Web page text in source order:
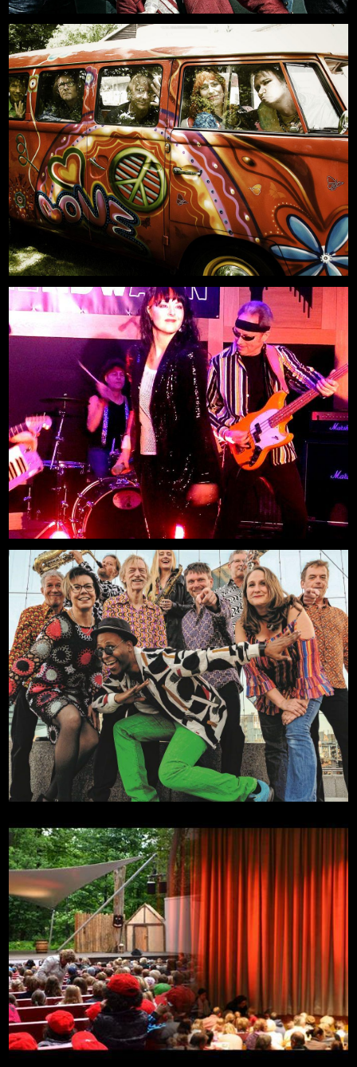
-AUSVERKAUFT-
21.08.2026, 19:00
Freilichtbühne an der Zitadelle
Mehr
Neue Deutsche Welle LIVE Party
14.08.2026, 20:00
Freilichtbühne an der Zitadelle
Mehr
Soul for Christmas
29.11.2026, 18:00
Zitadelle
Mehr
09.08.2026, 16:30
Freilichtbühne an der Zitadelle
Mehr